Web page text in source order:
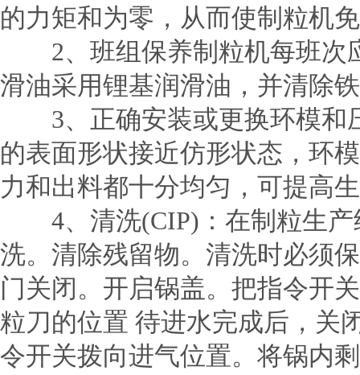
的力矩和为零，从而使制粒机
2、班组保养制粒机每班次
滑油采用锂基润滑油，并清除
3、正确安装或更换环模和
的表面形状接近仿形状态，环
力和出料都十分均匀，可提高
4、清洗(CIP)：在制粒生产
洗。清除残留物。清洗时必须
门关闭。开启锅盖。把指令开
粒刀的位置 待进水完成后，关
令开关拨向进气位置。将锅内